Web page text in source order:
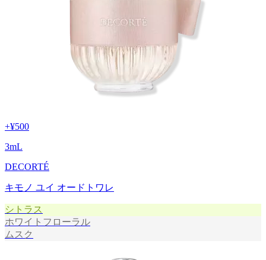
+¥500
3mL
DECORTÉ
キモノ ユイ オードトワレ
シトラス
ホワイトフローラル
ムスク